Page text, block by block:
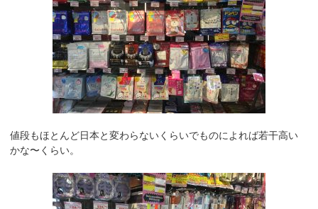
値段もほとんど日本と変わらないくらいでものによれば若干高い
かな〜くらい。